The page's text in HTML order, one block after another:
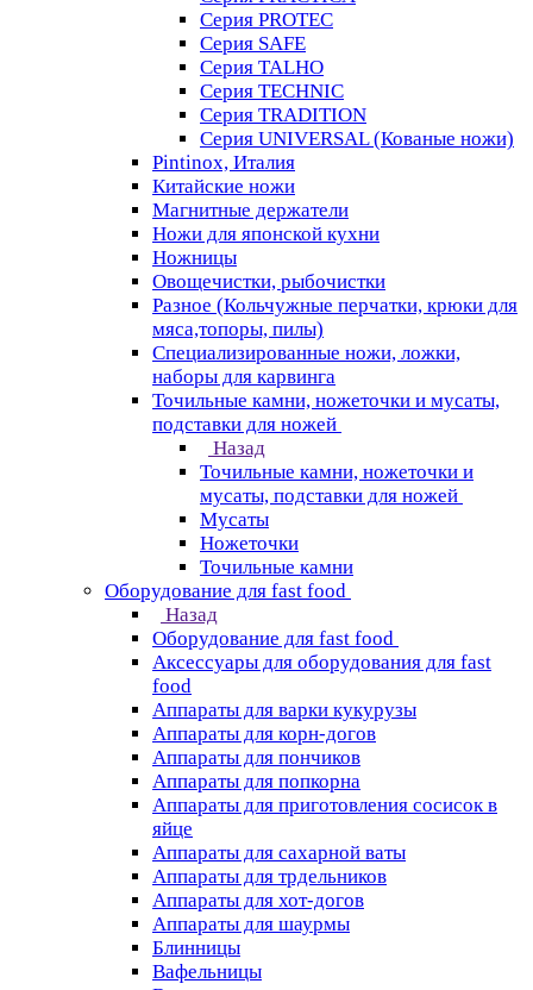
Серия PROTEC
Серия SAFE
Серия TALHO
Серия TECHNIC
Серия TRADITION
Серия UNIVERSAL (Кованые ножи)
Pintinox, Италия
Китайские ножи
Магнитные держатели
Ножи для японской кухни
Ножницы
Овощечистки, рыбочистки
Разное (Кольчужные перчатки, крюки для
мяса,топоры, пилы)
Специализированные ножи, ложки,
наборы для карвинга
Точильные камни, ножеточки и мусаты,
подставки для ножей
Назад
Точильные камни, ножеточки и
мусаты, подставки для ножей
Мусаты
Ножеточки
Точильные камни
Оборудование для fast food
Назад
Оборудование для fast food
Аксессуары для оборудования для fast
food
Аппараты для варки кукурузы
Аппараты для корн-догов
Аппараты для пончиков
Аппараты для попкорна
Аппараты для приготовления сосисок в
яйце
Аппараты для сахарной ваты
Аппараты для трдельников
Аппараты для хот-догов
Аппараты для шаурмы
Блинницы
Вафельницы